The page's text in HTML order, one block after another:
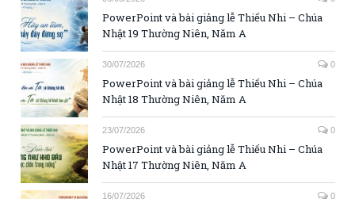
PowerPoint và bài giảng lễ Thiếu Nhi – Chúa
Nhật 19 Thường Niên, Năm A
30/07/2026 0
PowerPoint và bài giảng lễ Thiếu Nhi – Chúa
Nhật 18 Thường Niên, Năm A
23/07/2026 0
PowerPoint và bài giảng lễ Thiếu Nhi – Chúa
Nhật 17 Thường Niên, Năm A
16/07/2026 0